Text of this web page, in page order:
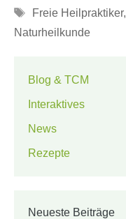
Schlagwörter
Freie Heilpraktiker,
Naturheilkunde
Blog & TCM
Interaktives
News
Rezepte
Neueste Beiträge